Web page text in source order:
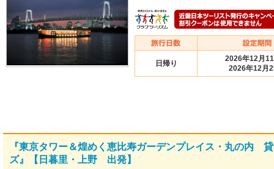
日帰り
2026年12月
2026年12月
『東京タワー＆煌めく恵比寿ガーデンプレイス・丸の内
ズ』【日暮里・上野 出発】